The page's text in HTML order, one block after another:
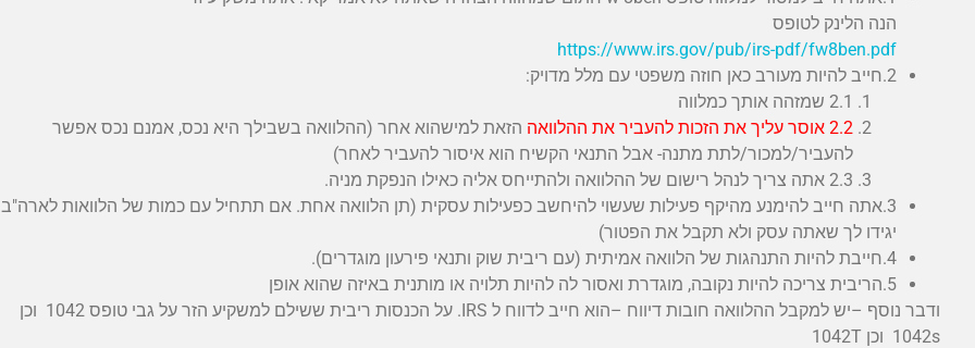
הנה הלינק לטופס
https://www.irs.gov/pub/irs-pdf/fw8ben.pdf
2.חייב להיות מעורב כאן חוזה משפטי עם מלל מדויק:
2.1 שמזהה אותך כמלווה
2.2 אוסר עליך את הזכות להעביר את ההלוואה
הזאת למישהוא אחר (ההלוואה בשבילך היא נכס, אמנם נכס אפשר
להעביר/למכור/לתת מתנה- אבל התנאי הקשיח הוא איסור להעביר לאחר)
2.3 אתה צריך לנהל רישום של ההלוואה ולהתייחס אליה כאילו הנפקת מניה.
3.אתה חייב להימנע מהיקף פעילות שעשוי להיחשב כפעילות עסקית (תן הלוואה אחת. אם תתחיל עם כמות של הלוואות
יגידו לך שאתה עסק ולא תקבל את הפטור)
4.חייבת להיות התנהגות של הלוואה אמיתית (עם ריבית שוק ותנאי פירעון מוגדרים).
5.הריבית צריכה להיות נקובה, מוגדרת ואסור לה להיות תלויה או מותנית באיזה שהוא אופן
ודבר נוסף –יש למקבל ההלוואה חובות דיווח –הוא חייב לדווח ל IRS. על הכנסות ריבית ששילם למשקיע הזר על גבי טופס 1042 וכן
1042s וכן 1042T